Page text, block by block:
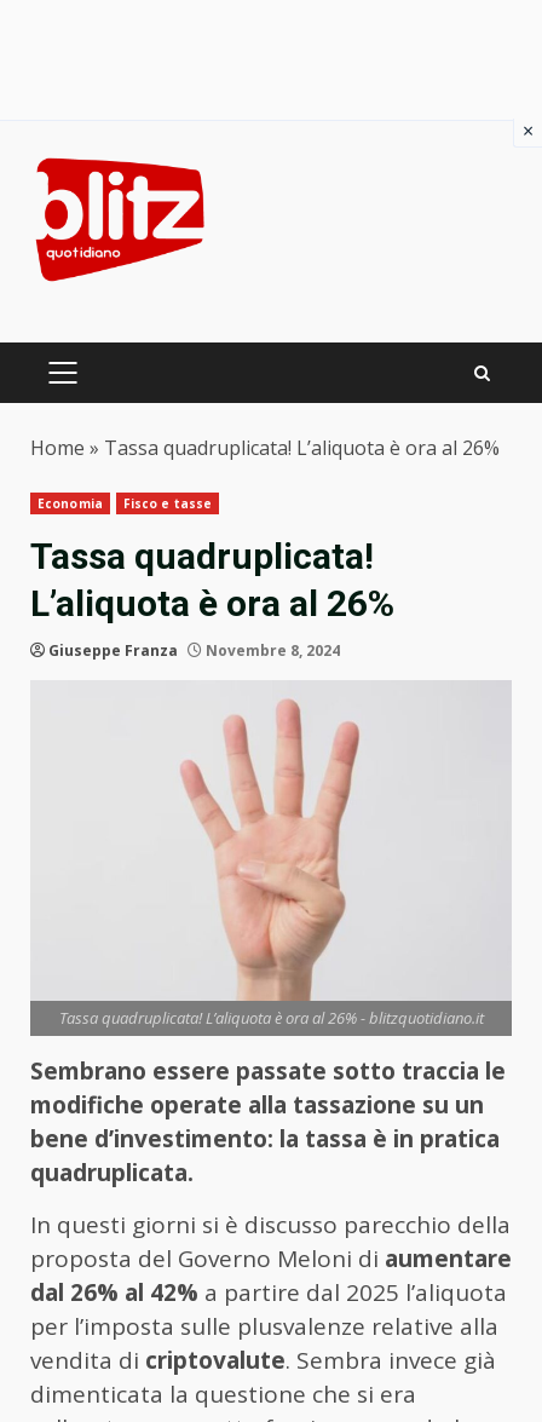
content
PRIMARY
Home » Tassa quadruplicata! L’aliquota è ora al 26%
Economia Fisco e tasse
Tassa quadruplicata!
L’aliquota è ora al 26%
Giuseppe Franza Novembre 8, 2024
Tassa quadruplicata! L’aliquota è ora al 26% - blitzquotidiano.it
Sembrano essere passate sotto traccia le
modifiche operate alla tassazione su un
bene d’investimento: la tassa è in pratica
quadruplicata.
In questi giorni si è discusso parecchio della
proposta del Governo Meloni di aumentare
dal 26% al 42% a partire dal 2025 l’aliquota
per l’imposta sulle plusvalenze relative alla
vendita di criptovalute. Sembra invece già
dimenticata la questione che si era
×